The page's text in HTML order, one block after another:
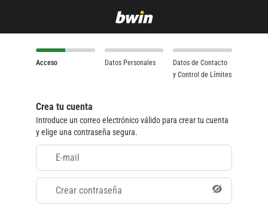
Acceso Datos Personales
Datos de Contacto
y Control de Límites
Crea tu cuenta
Introduce un correo electrónico válido para crear tu cuenta
y elige una contraseña segura.
E-mail
Crear contraseña